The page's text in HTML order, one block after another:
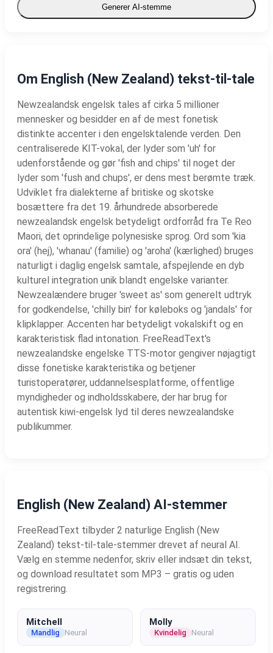
Generer AI-stemme
Om English (New Zealand) tekst-til-tale
Newzealandsk engelsk tales af cirka 5 millioner
mennesker og besidder en af de mest fonetisk
distinkte accenter i den engelsktalende verden. Den
centraliserede KIT-vokal, der lyder som 'uh' for
udenforstående og gør 'fish and chips' til noget der
lyder som 'fush and chups', er dens mest berømte træk.
Udviklet fra dialekterne af britiske og skotske
bosættere fra det 19. århundrede absorberede
newzealandsk engelsk betydeligt ordforråd fra Te Reo
Maori, det oprindelige polynesiske sprog. Ord som 'kia
ora' (hej), 'whanau' (familie) og 'aroha' (kærlighed) bruges
naturligt i daglig engelsk samtale, afspejlende en dyb
kulturel integration unik blandt engelske varianter.
Newzealændere bruger 'sweet as' som generelt udtryk
for godkendelse, 'chilly bin' for køleboks og 'jandals' for
klipklapper. Accenten har betydeligt vokalskift og en
karakteristisk flad intonation. FreeReadText's
newzealandske engelske TTS-motor gengiver nøjagtigt
disse fonetiske karakteristika og betjener
turistoperatører, uddannelsesplatforme, offentlige
myndigheder og indholdsskabere, der har brug for
autentisk kiwi-engelsk lyd til deres newzealandske
publikummer.
English (New Zealand) AI-stemmer
FreeReadText tilbyder 2 naturlige English (New
Zealand) tekst-til-tale-stemmer drevet af neural AI.
Vælg en stemme nedenfor, skriv eller indsæt din tekst,
og download resultatet som MP3 – gratis og uden
registrering.
Mitchell
Mandlig Neural
Molly
Kvindelig Neural